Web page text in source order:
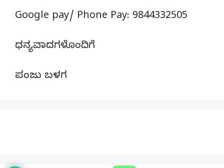
Google pay/ Phone Pay: 9844332505
ಧನ್ಯವಾದಗಳೊಂದಿಗೆ
ಪಂಜು ಬಳಗ